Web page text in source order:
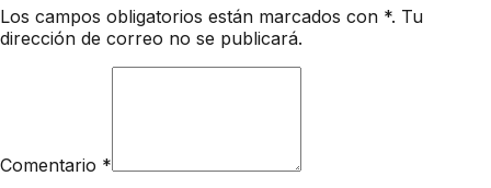
Los campos obligatorios están marcados con *. Tu
dirección de correo no se publicará.
Comentario *